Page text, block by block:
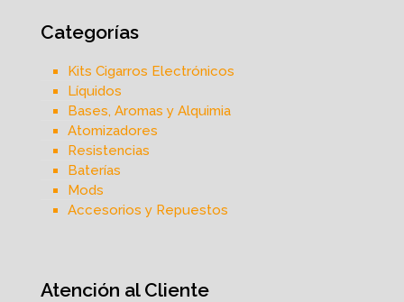
Categorías
Kits Cigarros Electrónicos
Líquidos
Bases, Aromas y Alquimia
Atomizadores
Resistencias
Baterías
Mods
Accesorios y Repuestos
Atención al Cliente